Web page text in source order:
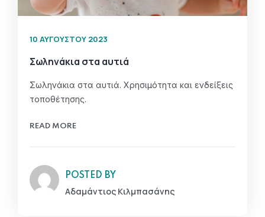
10 ΑΥΓΟΎΣΤΟΥ 2023
Σωληνάκια στα αυτιά
Σωληνάκια στα αυτιά. Χρησιμότητα και ενδείξεις
τοποθέτησης.
READ MORE
POSTED BY
Αδαμάντιος Κιλμπασάνης